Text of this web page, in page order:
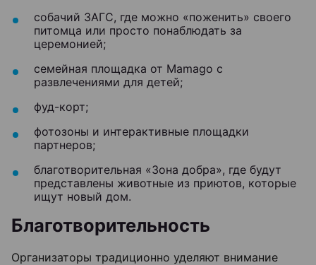
собачий ЗАГС, где можно «поженить» своего
питомца или просто понаблюдать за
церемонией;
семейная площадка от Mamago с
развлечениями для детей;
фуд-корт;
фотозоны и интерактивные площадки
партнеров;
благотворительная «Зона добра», где будут
представлены животные из приютов, которые
ищут новый дом.
Благотворительность
Организаторы традиционно уделяют внимание